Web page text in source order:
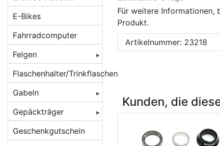
Für weitere Informationen,
Produkt.
Artikelnummer: 23218
Kunden, die
Lampenhalter /
Rücklichthalter
Lichtkabel /
Stecker /
Verbinder
Reflektoren /
Reflex-Sticker
Seitenläufer-
Dynamos
Brakes
Beläge für
Felgenbremsen
Beläge für
Caliper/Zange
Beläge für
Scheibenbremsen
Bremsenzubehör/Ersatzteile
Bremshebel
Bremsscheiben/Rotoren
Crossbremsen
Rennradbremsen
/ Zangenbremsen
Scheibenbremsadapter
Scheibenbremsen
E-Bikes
Fahrradcomputer
Felgen
Felgen 16 Zoll
Felgen 20 Zoll
Felgen 22 Zoll
Felgen 24 Zoll
Flaschenhalter/Trinkflaschen
Gabeln
Federgabeln
DT Swiss
Starrgabeln
Gepäckträger
Gepäckträger
hinten
Geschenkgutschein